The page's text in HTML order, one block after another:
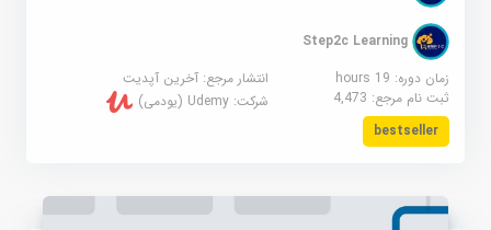
Step2c Learning
زمان دوره: 19 hours
انتشار مرجع:آخرین آپدیت
ثبت نام مرجع:4,473 شرکت:Udemy (یودمی)
bestseller